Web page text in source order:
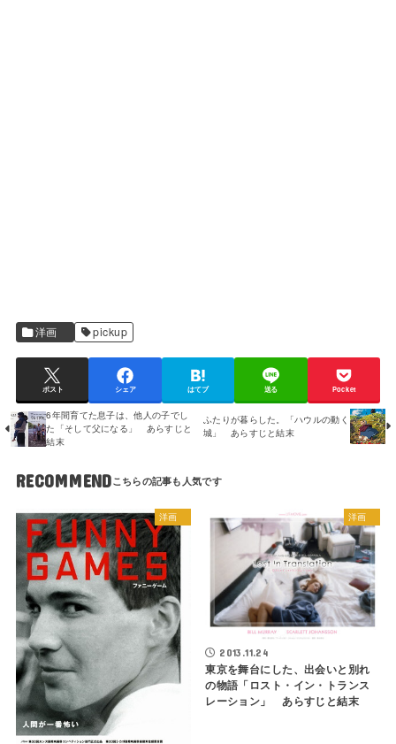
洋画 pickup
ポスト シェア はてブ 送る Pocket
6年間育てた息子は、他人の子でし
た「そして父になる」 あらすじと
結末
ふたりが暮らした。「ハウルの動く
城」 あらすじと結末
RECOMMEND
洋画 洋画
2013.11.24
東京を舞台にした、出会いと別れ
の物語「ロスト・イン・トランス
レーション」 あらすじと結末